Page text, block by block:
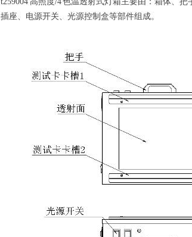
插座、电源开关、光源控制盒等部件组成。